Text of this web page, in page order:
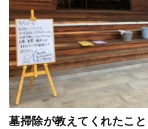
墓掃除が教えてくれたこと